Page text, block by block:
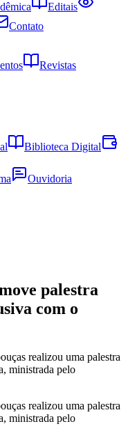
Editais
Contato
Revistas
Biblioteca Digital
Ouvidoria
palestra
com o
realizou uma palestra
ministrada pelo
realizou uma palestra
ministrada pelo